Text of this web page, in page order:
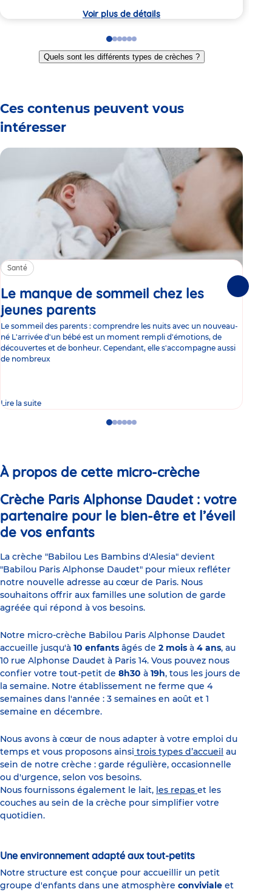
Voir plus de détails
Go
to
slide
Go
to
slide
Go
to
slide
Go
to
slide
Go
to
slide
Go
to
slide
Quels sont les différents types de crèches ?
Ces contenus peuvent vous
intéresser
Santé
Le manque de sommeil chez les
jeunes parents
Le sommeil des parents : comprendre les nuits avec un nouveau-
né L'arrivée d'un bébé est un moment rempli d'émotions, de
découvertes et de bonheur. Cependant, elle s'accompagne aussi
de nombreux
Lire la suite
GoGoGoGo
GoGo
À propos de cette micro-crèche
Crèche Paris Alphonse Daudet : votre
partenaire pour le bien-être et l’éveil
de vos enfants
La crèche "Babilou Les Bambins d'Alesia" devient
"Babilou Paris Alphonse Daudet" pour mieux refléter
notre nouvelle adresse au cœur de Paris. Nous
souhaitons offrir aux familles une solution de garde
agréée qui répond à vos besoins.
Notre micro-crèche Babilou Paris Alphonse Daudet
accueille jusqu'à 10 enfants âgés de 2 mois à 4 ans, au
10 rue Alphonse Daudet à Paris 14. Vous pouvez nous
confier votre tout-petit de 8h30 à 19h, tous les jours de
la semaine. Notre établissement ne ferme que 4
semaines dans l'année : 3 semaines en août et 1
semaine en décembre.
Nous avons à cœur de nous adapter à votre emploi du
temps et vous proposons ainsi trois types d’accueil au
sein de notre crèche : garde régulière, occasionnelle
ou d'urgence, selon vos besoins.
Nous fournissons également le lait, les repas et les
couches au sein de la crèche pour simplifier votre
quotidien.
Une environnement adapté aux tout-petits
Notre structure est conçue pour accueillir un petit
groupe d'enfants dans une atmosphère conviviale et